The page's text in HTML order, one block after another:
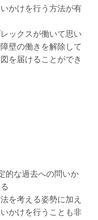
かけを行う方法が有
ックスが働いて思い
壁の働きを解除して
を届けることができ
的な過去への問いか
を考える姿勢に加え
かけを行うことも非